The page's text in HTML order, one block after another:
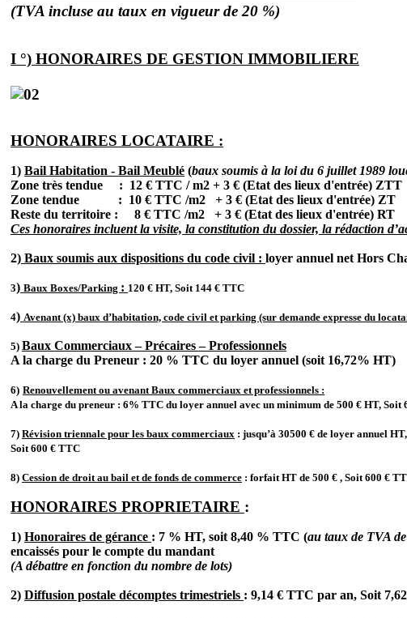
(TVA incluse au taux en vigueur de 20 %)
I °) HONORAIRES DE GESTION IMMOBILIERE
HONORAIRES LOCATAIRE :
1) Bail Habitation - Bail Meublé (baux soumis à la loi du 6 juillet 1989
Zone très tendue : 12 € TTC / m2 + 3 € (Etat des lieux d'entrée) ZTT
Zone tendue : 10 € TTC /m2 + 3 € (Etat des lieux d'entrée) ZT
Reste du territoire : 8 € TTC /m2 + 3 € (Etat des lieux d'entrée) RT
Ces honoraires incluent la visite, la constitution du dossier, la rédaction
2) Baux soumis aux dispositions du code civil : loyer annuel net Hors
3) Baux Boxes/Parking : 120 € HT, Soit 144 € TTC
4) Avenant (x) baux d’habitation, code civil et parking (sur demande expresse du
5) Baux Commerciaux – Précaires – Professionnels
A la charge du Preneur : 20 % TTC du loyer annuel (soit 16,72% HT)
6) Renouvellement ou avenant Baux commerciaux et professionnels :
A la charge du preneur : 6% TTC du loyer annuel avec un minimum de 500 € HT, Soit
7) Révision triennale pour les baux commerciaux : jusqu’à 30500 € de loyer annuel
Soit 600 € TTC
8) Cession de droit au bail et de fonds de commerce : forfait HT de 500 € , Soit 600 €
HONORAIRES PROPRIETAIRE :
1) Honoraires de gérance : 7 % HT, soit 8,40 % TTC (au taux de TVA
encaissés pour le compte du mandant
(A débattre en fonction du nombre de lots)
2) Diffusion postale décomptes trimestriels : 9,14 € TTC par an, Soit